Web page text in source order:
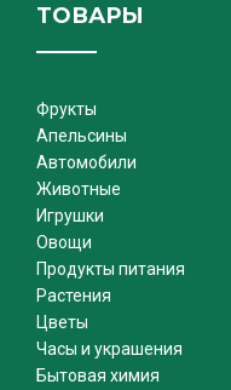
ТОВАРЫ
Фрукты
Апельсины
Автомобили
Животные
Игрушки
Овощи
Продукты питания
Растения
Цветы
Часы и украшения
Бытовая химия